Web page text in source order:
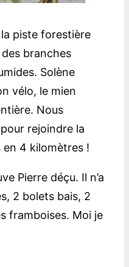
piste forestière
branches
Solène
vélo, le mien
Nous
rejoindre la
en 4 kilomètres !
Pierre déçu. Il n’a
2 bolets bais, 2
framboises. Moi je